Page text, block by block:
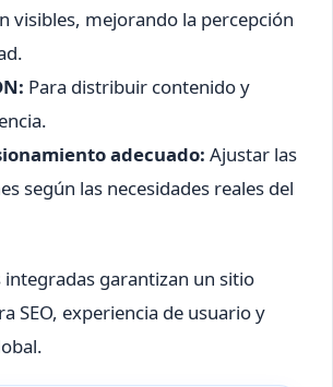
visibles, mejorando la percepción
Para distribuir contenido y
adecuado: Ajustar las
según las necesidades reales del
integradas garantizan un sitio
SEO, experiencia de usuario y